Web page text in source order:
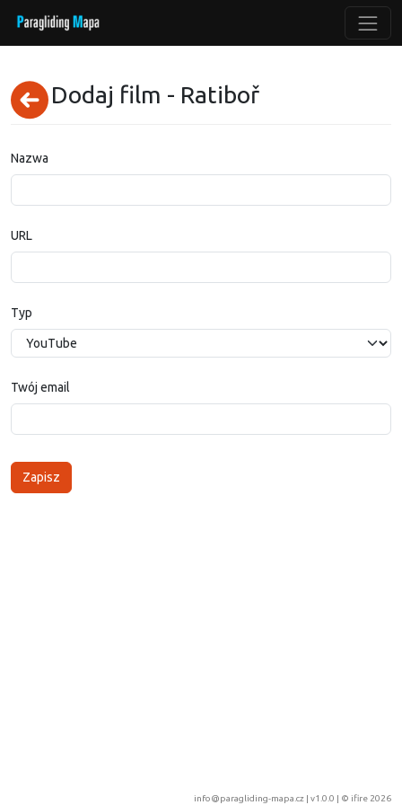
Dodaj film - Ratiboř
Nazwa
URL
Typ
Twój email
info@paragliding-mapa.cz | v1.0.0 | © ifire 2026